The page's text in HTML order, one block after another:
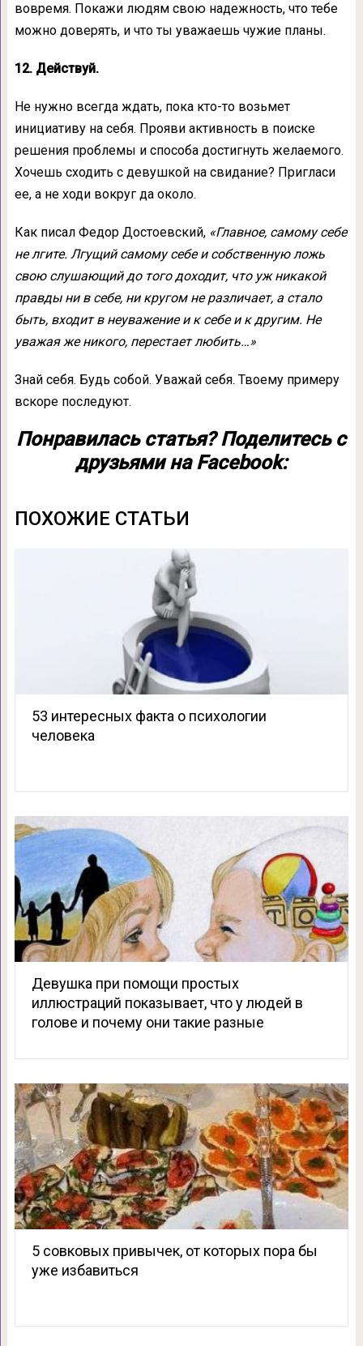
вовремя. Покажи людям свою надежность, что тебе
можно доверять, и что ты уважаешь чужие планы.
12. Действуй.
Не нужно всегда ждать, пока кто-то возьмет
инициативу на себя. Прояви активность в поиске
решения проблемы и способа достигнуть желаемого.
Хочешь сходить с девушкой на свидание? Пригласи
ее, а не ходи вокруг да около.
Как писал Федор Достоевский, «Главное, самому себе
не лгите. Лгущий самому себе и собственную ложь
свою слушающий до того доходит, что уж никакой
правды ни в себе, ни кругом не различает, а стало
быть, входит в неуважение и к себе и к другим. Не
уважая же никого, перестает любить…»
Знай себя. Будь собой. Уважай себя. Твоему примеру
вскоре последуют.
Понравилась статья? Поделитесь с
друзьями на Facebook:
ПОХОЖИЕ СТАТЬИ
53 интересных факта о психологии
человека
Девушка при помощи простых
иллюстраций показывает, что у людей в
голове и почему они такие разные
5 совковых привычек, от которых пора бы
уже избавиться